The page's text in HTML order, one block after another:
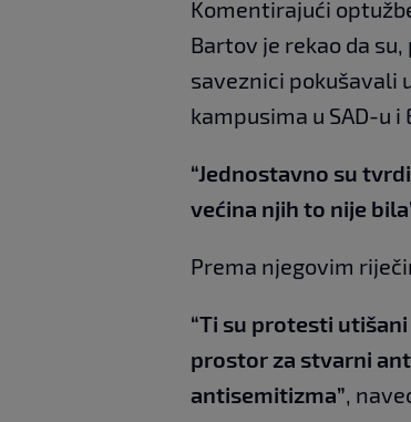
Komentirajući
Bartov je rekao da
saveznici pokušavali
kampusima u SAD-u i
“Jednostavno su
većina njih to nije
Prema njegovim
“Ti su protesti
prostor za stvarni
antisemitizma” ,